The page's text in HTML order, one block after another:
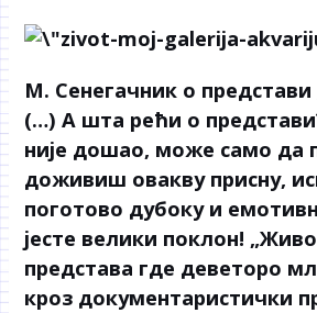
М. Сенегачник о представи
(…) А шта рећи о
није дошао, може само да
доживиш овакву присну,
поготово дубоку и
јесте велики поклон!
представа где деветоро
кроз документаристички